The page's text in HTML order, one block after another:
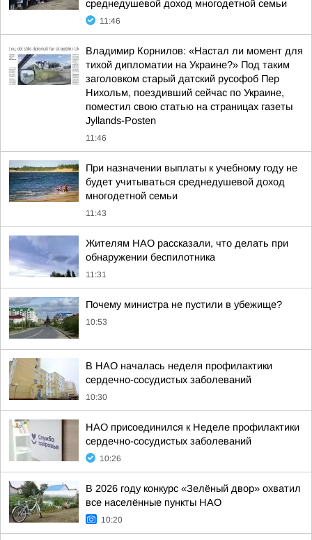
среднедушевой доход многодетной семьи
11:46
Владимир Корнилов: «Настал ли момент для
тихой дипломатии на Украине?» Под таким
заголовком старый датский русофоб Пер
Нихольм, поездивший сейчас по Украине,
поместил свою статью на страницах газеты
Jyllands-Posten
11:46
При назначении выплаты к учебному году не
будет учитываться среднедушевой доход
многодетной семьи
11:43
Жителям НАО рассказали, что делать при
обнаружении беспилотника
11:31
Почему министра не пустили в убежище?
10:53
В НАО началась неделя профилактики
сердечно-сосудистых заболеваний
10:30
НАО присоединился к Неделе профилактики
сердечно-сосудистых заболеваний
10:26
В 2026 году конкурс «Зелёный двор» охватил
все населённые пункты НАО
10:20